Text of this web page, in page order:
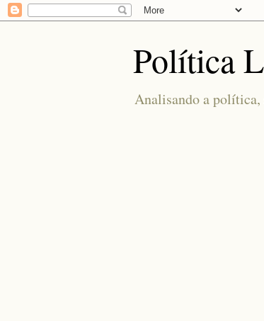
Política
Analisando a política,